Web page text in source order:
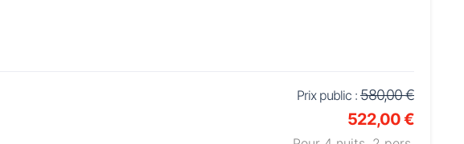
Prix public : 580,00 €
522,00 €